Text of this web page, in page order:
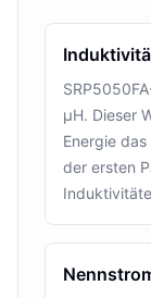
µH. Dieser
Energie
der ersten